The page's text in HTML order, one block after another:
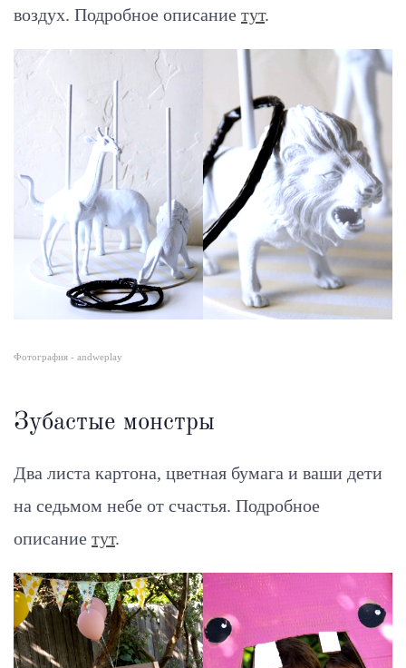
воздух. Подробное описание тут.
Фотография - andweplay
Зубастые монстры
Два листа картона, цветная бумага и ваши дети
на седьмом небе от счастья. Подробное
описание тут.